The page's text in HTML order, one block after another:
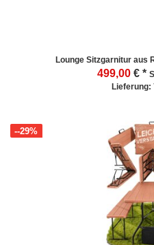
Lounge Sitzgarnitur aus
499,00 € *
Lieferung:
--29%